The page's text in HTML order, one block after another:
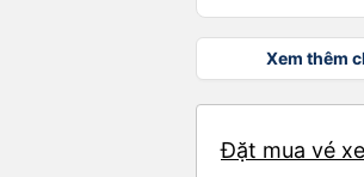
Xem thêm
Đặt mua vé